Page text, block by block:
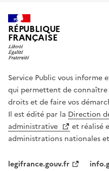
RÉPUBLIQUE
FRANÇAISE
Service Public vous informe
qui permettent de connaître
droits et de faire vos
Il est édité par la Direction
administrative
et réalisé
administrations nationales
legifrance.gouv.fr